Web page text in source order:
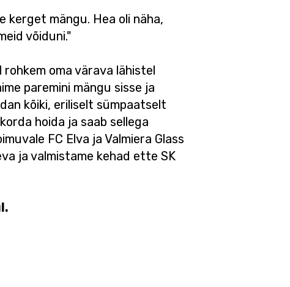
kerget mängu. Hea oli näha,
võiduni."
oma värava lähistel
paremini mängu sisse ja
kõiki, eriliselt sümpaatselt
hoida ja saab sellega
FC Elva ja Valmiera Glass
ja valmistame kehad ette SK